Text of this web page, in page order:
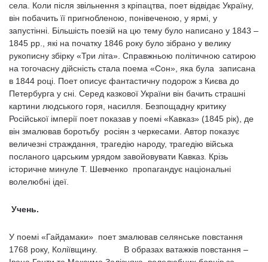
села. Коли після звільнення з кріпацтва, поет відвідає Україну,
він побачить її пригнобленою, понівеченою, у ярмі, у
запустінні. Більшість поезій на цю тему було написано у 1843 –
1845 рр., які на початку 1846 року було зібрано у велику
рукописну збірку «Три літа». Справжньою політичною сатирою
на тогочасну дійсність стала поема «Сон», яка була записана
в 1844 році. Поет описує фантастичну подорож з Києва до
Петербурга у сні. Серед казкової України він бачить страшні
картини людського горя, насилля. Безпощадну критику
Російської імперії поет показав у поемі «Кавказ» (1845 рік), де
він змалював боротьбу росіян з черкесами. Автор показує
величезні страждання, трагедію народу, трагедію війська
посланого царським урядом завойовувати Кавказ. Крізь
історичне минуле Т. Шевченко пропагандує національні
волелюбні ідеї.
Учень.
У поемі «Гайдамаки» поет змалював селянське повстання
1768 року, Коліївщину. В образах ватажків повстання –